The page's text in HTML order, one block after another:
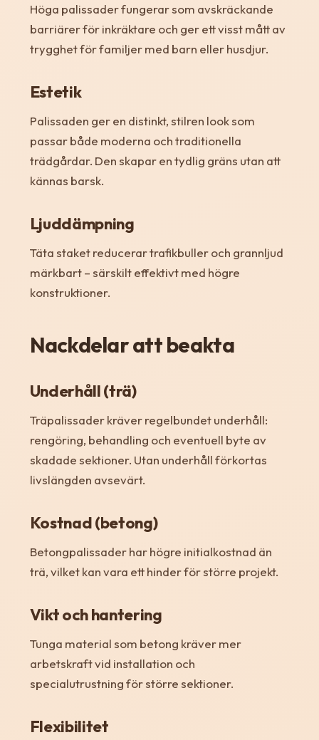
Höga palissader fungerar som avskräckande
barriärer för inkräktare och ger ett visst mått av
trygghet för familjer med barn eller husdjur.
Estetik
Palissaden ger en distinkt, stilren look som
passar både moderna och traditionella
trädgårdar. Den skapar en tydlig gräns utan att
kännas barsk.
Ljuddämpning
Täta staket reducerar trafikbuller och grannljud
märkbart – särskilt effektivt med högre
konstruktioner.
Nackdelar att beakta
Underhåll (trä)
Träpalissader kräver regelbundet underhåll:
rengöring, behandling och eventuell byte av
skadade sektioner. Utan underhåll förkortas
livslängden avsevärt.
Kostnad (betong)
Betongpalissader har högre initialkostnad än
trä, vilket kan vara ett hinder för större projekt.
Vikt och hantering
Tunga material som betong kräver mer
arbetskraft vid installation och
specialutrustning för större sektioner.
Flexibilitet